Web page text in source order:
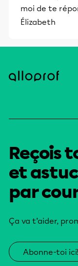
moi de te
Élizabeth
Reçois
et
par
Ça va t’aider,
Abonne-toi ici!